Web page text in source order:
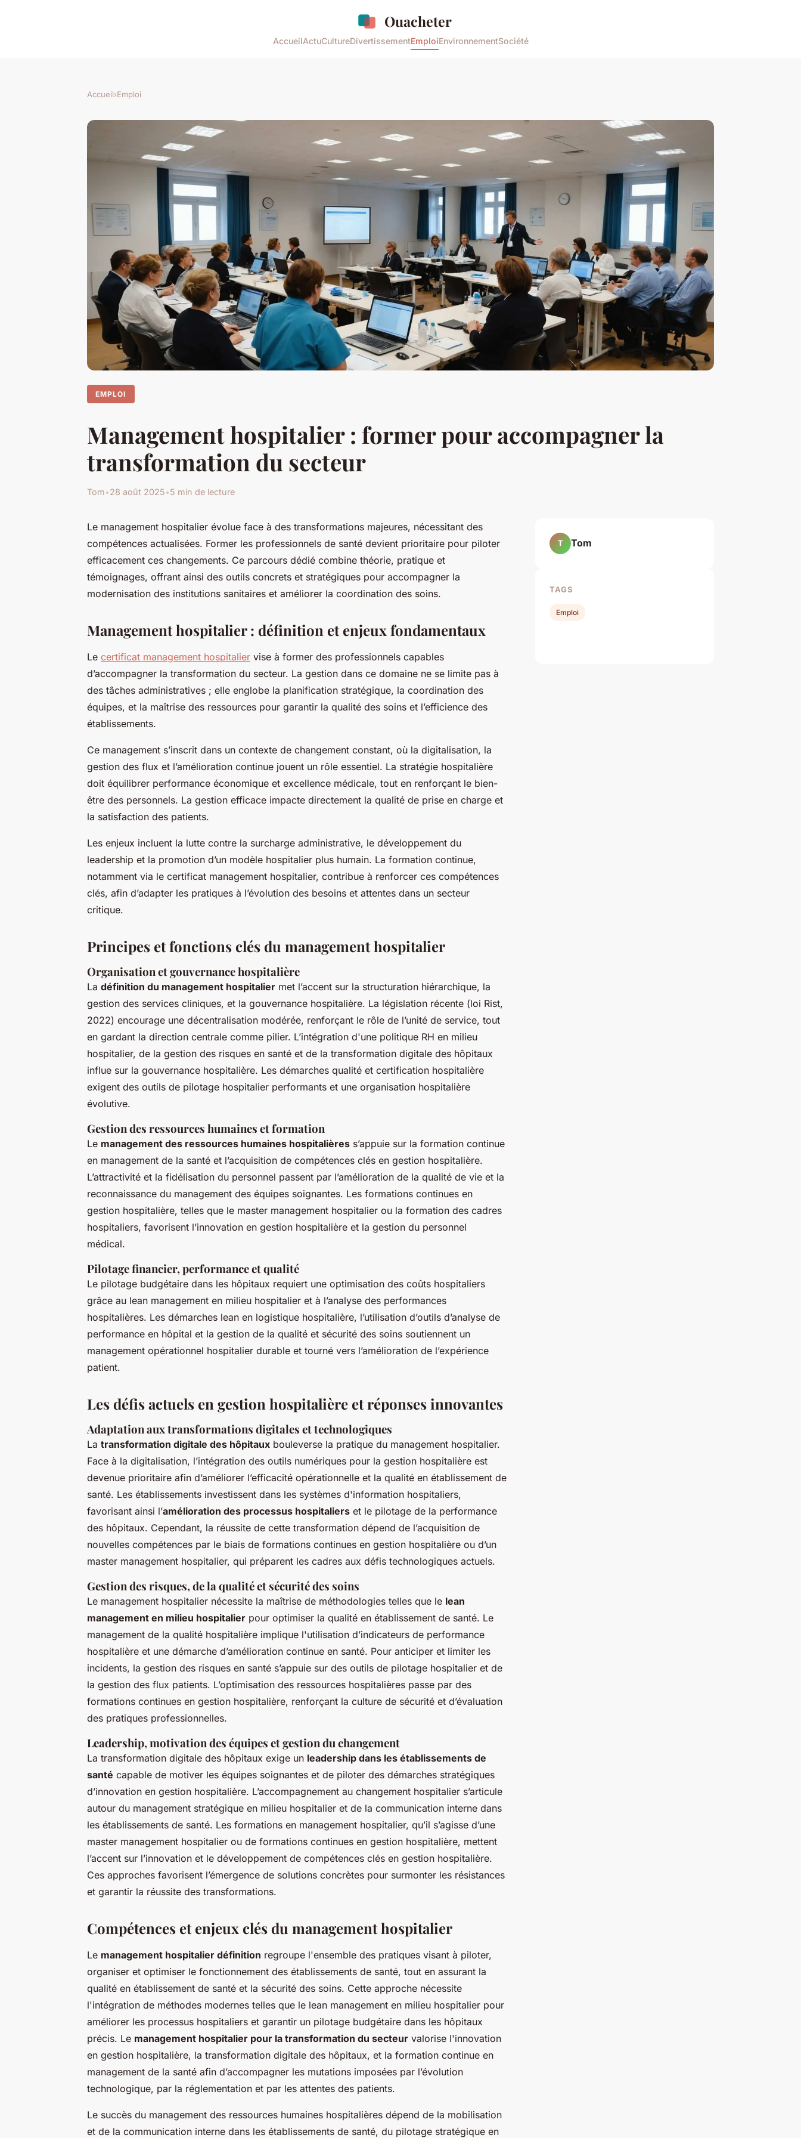
Ouacheter
AccueilActuCultureDivertissementEmploiEnvironnementSociété
Accueil›Emploi
EMPLOI
Management hospitalier : former pour accompagner la
transformation du secteur
Tom•28 août 2025•5 min de lecture
Le management hospitalier évolue face à des transformations majeures, nécessitant des
compétences actualisées. Former les professionnels de santé devient prioritaire pour piloter
efficacement ces changements. Ce parcours dédié combine théorie, pratique et
témoignages, offrant ainsi des outils concrets et stratégiques pour accompagner la
modernisation des institutions sanitaires et améliorer la coordination des soins.
Management hospitalier : définition et enjeux fondamentaux
Le certificat management hospitalier vise à former des professionnels capables
d’accompagner la transformation du secteur. La gestion dans ce domaine ne se limite pas à
des tâches administratives ; elle englobe la planification stratégique, la coordination des
équipes, et la maîtrise des ressources pour garantir la qualité des soins et l’efficience des
établissements.
Ce management s’inscrit dans un contexte de changement constant, où la digitalisation, la
gestion des flux et l’amélioration continue jouent un rôle essentiel. La stratégie hospitalière
doit équilibrer performance économique et excellence médicale, tout en renforçant le bien-
être des personnels. La gestion efficace impacte directement la qualité de prise en charge et
la satisfaction des patients.
Les enjeux incluent la lutte contre la surcharge administrative, le développement du
leadership et la promotion d’un modèle hospitalier plus humain. La formation continue,
notamment via le certificat management hospitalier, contribue à renforcer ces compétences
clés, afin d’adapter les pratiques à l’évolution des besoins et attentes dans un secteur
critique.
Principes et fonctions clés du management hospitalier
Organisation et gouvernance hospitalière
La définition du management hospitalier met l’accent sur la structuration hiérarchique, la
gestion des services cliniques, et la gouvernance hospitalière. La législation récente (loi Rist,
2022) encourage une décentralisation modérée, renforçant le rôle de l’unité de service, tout
en gardant la direction centrale comme pilier. L’intégration d'une politique RH en milieu
hospitalier, de la gestion des risques en santé et de la transformation digitale des hôpitaux
influe sur la gouvernance hospitalière. Les démarches qualité et certification hospitalière
exigent des outils de pilotage hospitalier performants et une organisation hospitalière
évolutive.
Gestion des ressources humaines et formation
Le management des ressources humaines hospitalières s’appuie sur la formation continue
en management de la santé et l’acquisition de compétences clés en gestion hospitalière.
L’attractivité et la fidélisation du personnel passent par l’amélioration de la qualité de vie et la
reconnaissance du management des équipes soignantes. Les formations continues en
gestion hospitalière, telles que le master management hospitalier ou la formation des cadres
hospitaliers, favorisent l’innovation en gestion hospitalière et la gestion du personnel
médical.
Pilotage financier, performance et qualité
Le pilotage budgétaire dans les hôpitaux requiert une optimisation des coûts hospitaliers
grâce au lean management en milieu hospitalier et à l’analyse des performances
hospitalières. Les démarches lean en logistique hospitalière, l’utilisation d’outils d’analyse de
performance en hôpital et la gestion de la qualité et sécurité des soins soutiennent un
management opérationnel hospitalier durable et tourné vers l’amélioration de l’expérience
patient.
Les défis actuels en gestion hospitalière et réponses innovantes
Adaptation aux transformations digitales et technologiques
La transformation digitale des hôpitaux bouleverse la pratique du management hospitalier.
Face à la digitalisation, l’intégration des outils numériques pour la gestion hospitalière est
devenue prioritaire afin d’améliorer l’efficacité opérationnelle et la qualité en établissement de
santé. Les établissements investissent dans les systèmes d'information hospitaliers,
favorisant ainsi l’amélioration des processus hospitaliers et le pilotage de la performance
des hôpitaux. Cependant, la réussite de cette transformation dépend de l’acquisition de
nouvelles compétences par le biais de formations continues en gestion hospitalière ou d’un
master management hospitalier, qui préparent les cadres aux défis technologiques actuels.
Gestion des risques, de la qualité et sécurité des soins
Le management hospitalier nécessite la maîtrise de méthodologies telles que le lean
management en milieu hospitalier pour optimiser la qualité en établissement de santé. Le
management de la qualité hospitalière implique l'utilisation d’indicateurs de performance
hospitalière et une démarche d’amélioration continue en santé. Pour anticiper et limiter les
incidents, la gestion des risques en santé s’appuie sur des outils de pilotage hospitalier et de
la gestion des flux patients. L’optimisation des ressources hospitalières passe par des
formations continues en gestion hospitalière, renforçant la culture de sécurité et d’évaluation
des pratiques professionnelles.
Leadership, motivation des équipes et gestion du changement
La transformation digitale des hôpitaux exige un leadership dans les établissements de
santé capable de motiver les équipes soignantes et de piloter des démarches stratégiques
d’innovation en gestion hospitalière. L’accompagnement au changement hospitalier s’articule
autour du management stratégique en milieu hospitalier et de la communication interne dans
les établissements de santé. Les formations en management hospitalier, qu’il s’agisse d’une
master management hospitalier ou de formations continues en gestion hospitalière, mettent
l’accent sur l’innovation et le développement de compétences clés en gestion hospitalière.
Ces approches favorisent l’émergence de solutions concrètes pour surmonter les résistances
et garantir la réussite des transformations.
Compétences et enjeux clés du management hospitalier
Le management hospitalier définition regroupe l'ensemble des pratiques visant à piloter,
organiser et optimiser le fonctionnement des établissements de santé, tout en assurant la
qualité en établissement de santé et la sécurité des soins. Cette approche nécessite
l'intégration de méthodes modernes telles que le lean management en milieu hospitalier pour
améliorer les processus hospitaliers et garantir un pilotage budgétaire dans les hôpitaux
précis. Le management hospitalier pour la transformation du secteur valorise l'innovation
en gestion hospitalière, la transformation digitale des hôpitaux, et la formation continue en
management de la santé afin d’accompagner les mutations imposées par l’évolution
technologique, par la réglementation et par les attentes des patients.
Le succès du management des ressources humaines hospitalières dépend de la mobilisation
et de la communication interne dans les établissements de santé, du pilotage stratégique en
T Tom
TAGS
Emploi